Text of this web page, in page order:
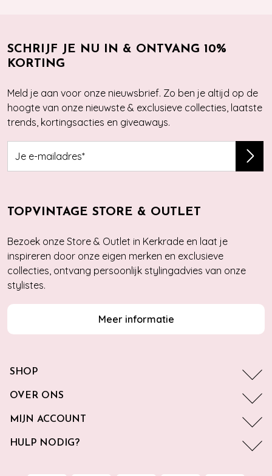
SCHRIJF JE NU IN & ONTVANG 10%
KORTING
Meld je aan voor onze nieuwsbrief. Zo ben je altijd op de
hoogte van onze nieuwste & exclusieve collecties, laatste
trends, kortingsacties en giveaways.
TOPVINTAGE STORE & OUTLET
Bezoek onze Store & Outlet in Kerkrade en laat je
inspireren door onze eigen merken en exclusieve
collecties, ontvang persoonlijk stylingadvies van onze
stylistes.
Meer informatie
SHOP
OVER ONS
MIJN ACCOUNT
HULP NODIG?